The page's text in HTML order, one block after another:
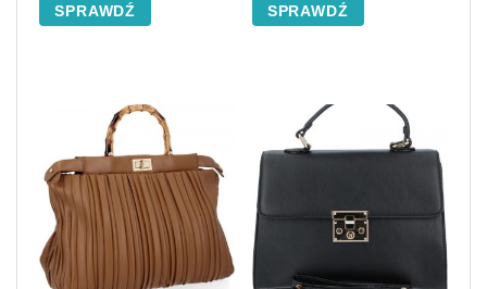
SPRAWDŹ SPRAWDŹ